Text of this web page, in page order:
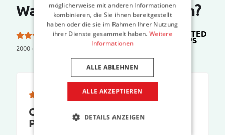
Was sagen unsere Kunden?
2000+ reviews
5.0 von 5 Sternen beiTRUSTED
SHOPS
Gute Verarbeitung und sehr
Paß genau …
möglicherweise mit anderen Informationen
kombinieren, die Sie ihnen bereitgestellt
haben oder die sie im Rahmen Ihrer Nutzung
ihrer Dienste gesammelt haben. Weitere
Informationen
ALLE AKZEPTIEREN
ALLE ABLEHNEN
DETAILS ANZEIGEN